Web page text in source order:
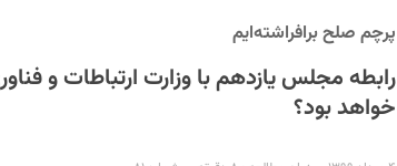
پرچم صلح برافراشته‌ایم
رابطه مجلس یازدهم با وزارت ارتباطات و
خواهد بود؟